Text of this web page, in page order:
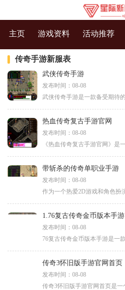
主页 游戏资料 活动推荐
传奇手游新服表
武侠传奇手游
发布时间：08-08
热血传奇复古手游官网
发布时间：08-08
带斩杀的传奇单职业手游
发布时间：08-08
1.76复古传奇金币版本手游
发布时间：08-08
传奇3怀旧版手游官网首页
发布时间：08-08